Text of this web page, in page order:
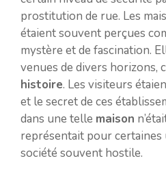
prostitution de rue. Les
étaient souvent perçues
mystère et de fascination.
venues de divers horizons,
histoire. Les visiteurs
et le secret de ces
dans une telle maison
représentait pour certaines
société souvent hostile.